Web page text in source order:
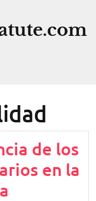
de los
en la